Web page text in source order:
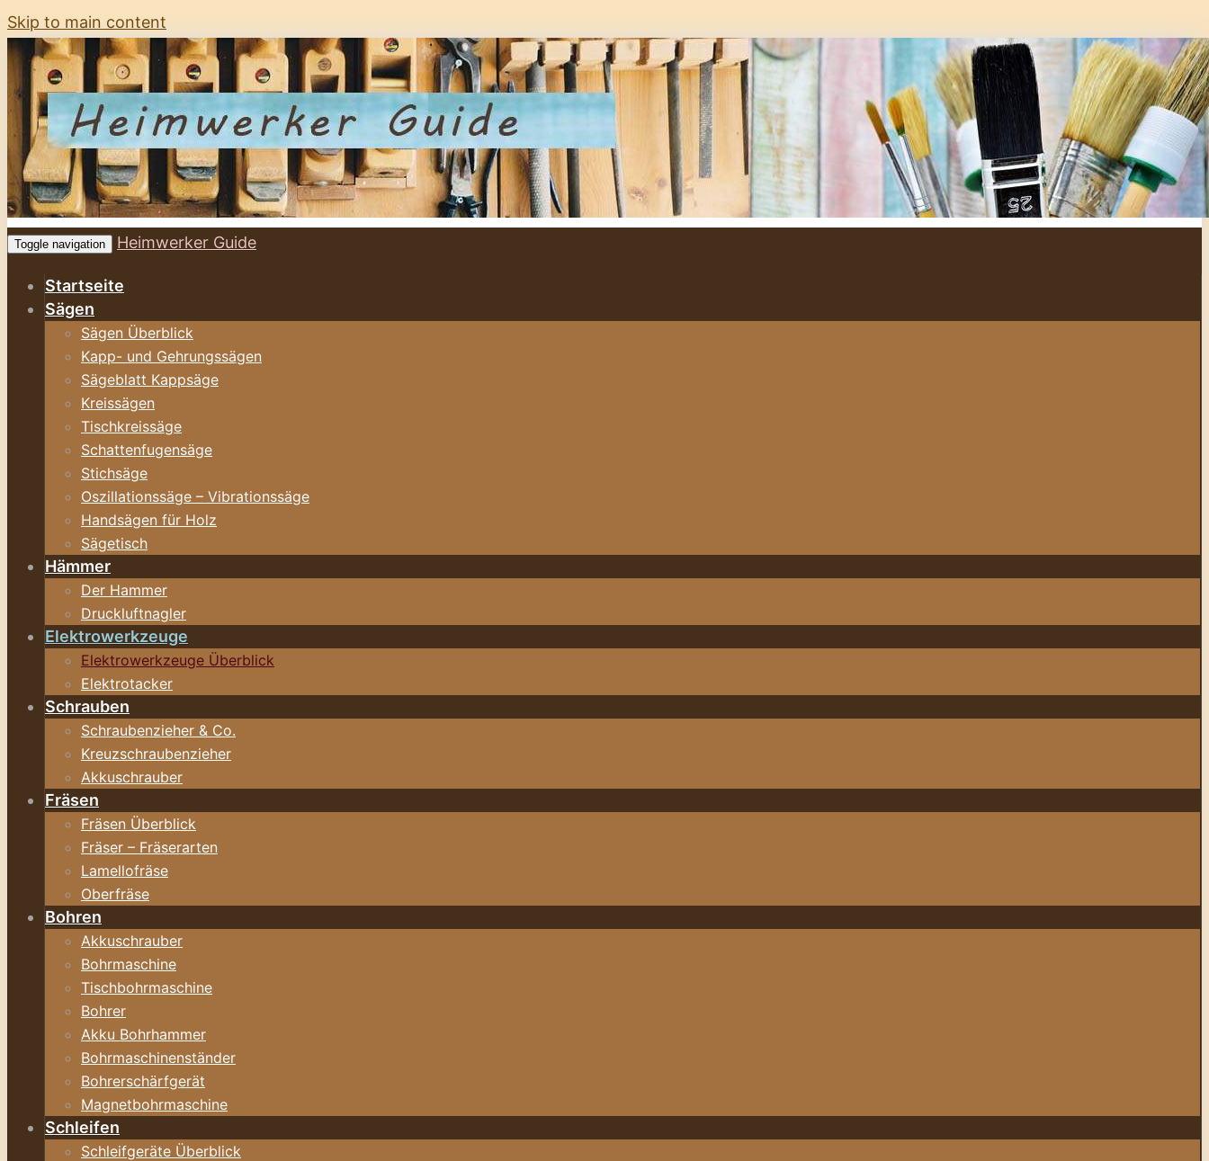
Skip to main content
Toggle navigation Heimwerker Guide
Startseite
Sägen
Sägen Überblick
Kapp- und Gehrungssägen
Sägeblatt Kappsäge
Kreissägen
Tischkreissäge
Schattenfugensäge
Stichsäge
Oszillationssäge – Vibrationssäge
Handsägen für Holz
Sägetisch
Hämmer
Der Hammer
Druckluftnagler
Elektrowerkzeuge
Elektrowerkzeuge Überblick
Elektrotacker
Schrauben
Schraubenzieher & Co.
Kreuzschraubenzieher
Akkuschrauber
Fräsen
Fräsen Überblick
Fräser – Fräserarten
Lamellofräse
Oberfräse
Bohren
Akkuschrauber
Bohrmaschine
Tischbohrmaschine
Bohrer
Akku Bohrhammer
Bohrmaschinenständer
Bohrerschärfgerät
Magnetbohrmaschine
Schleifen
Schleifgeräte Überblick